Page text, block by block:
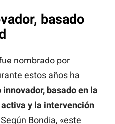
basado
nombrado por
estos años ha
innovador, basado en la
y la intervención
Según Bondia, «este